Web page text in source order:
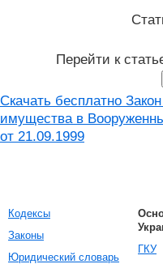
Перейти к
Скачать бесплатно
имущества в
от 21.09.1999
Кодексы
Законы
Юридический словарь
ГКУ